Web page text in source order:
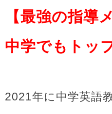
【最強の指導
中学でもトッ
2021年に中学英語